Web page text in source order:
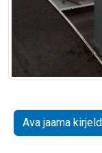
Ava jaama